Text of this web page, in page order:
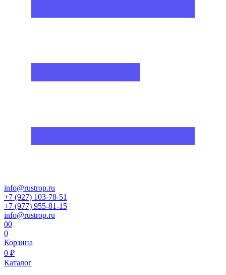
info@rustrop.ru
+7 (927) 103-78-51
+7 (977) 955-81-15
info@rustrop.ru
00
0
Корзина
0 ₽
Каталог